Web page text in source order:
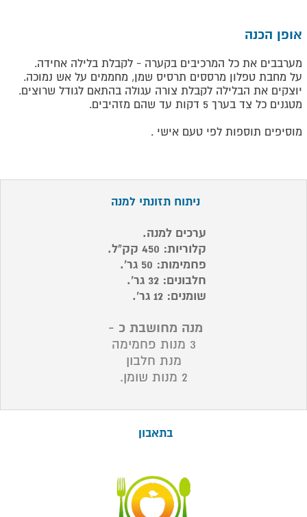
אופן הכנה
מערבבים את כל המרכיבים בקערה - לקבלת בלילה אחידה.
על מחבת טפלון מרססים תרסיס שמן, מחממים על אש נמוכה.
יוצקים את הבלילה לקבלת צורה עגולה בהתאם לגודל שרוצים.
מטגנים כל צד בערך 5 דקות עד שהם מזהיבים.
מוסיפים תוספות לפי טעם אישי .
ערכים למנה.
קלוריות: 450 קק"ל.
פחמימות: 50 גר'.
חלבונים: 32 גר'.
שומנים: 12 גר'.
מנה מחושבת כ -
3 מנות פחמימה
מנת חלבון
2 מנות שומן.
ניתוח תזונתי למנה
בתאבון